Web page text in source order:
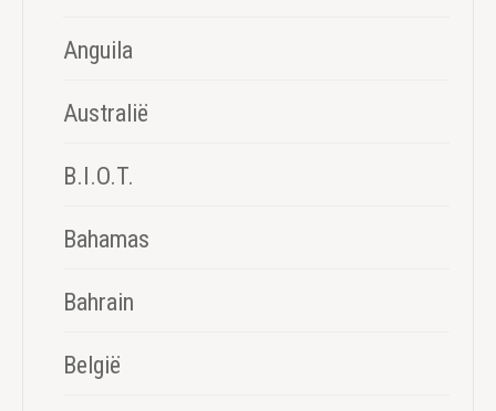
Anguila
Australië
B.I.O.T.
Bahamas
Bahrain
België